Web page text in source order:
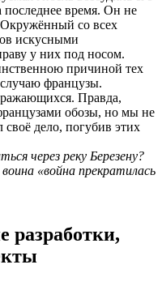
время. Он не
со всех
искусными
у них под носом.
причиной тех
французы.
Правда,
обозы, но мы не
дело, погубив этих
через реку Березену?
«война прекратилась
разработки,